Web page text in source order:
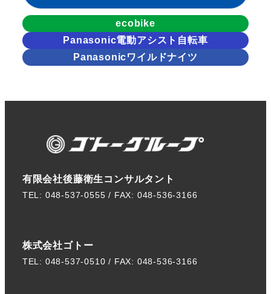
ecobike
Panasonic電動アシスト自転車
Panasonicワイルドナイツ
有限会社後藤衛生コンサルタント
TEL: 048-537-0555 / FAX: 048-536-3166
株式会社ゴトー
TEL: 048-537-0510 / FAX: 048-536-3166